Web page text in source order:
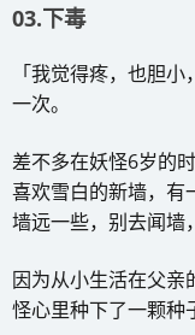
03.下毒
「我觉得疼，也胆
一次。
差不多在妖怪6岁的
喜欢雪白的新墙，有
墙远一些，别去闻墙
因为从小生活在父亲
怪心里种下了一颗种